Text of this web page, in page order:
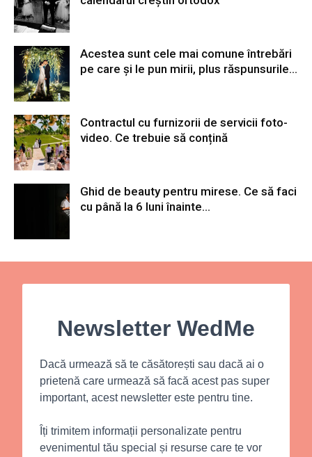
Acestea sunt cele mai comune întrebări
pe care și le pun mirii, plus răspunsurile...
Contractul cu furnizorii de servicii foto-
video. Ce trebuie să conțină
Ghid de beauty pentru mirese. Ce să faci
cu până la 6 luni înainte...
Newsletter WedMe
Dacă urmează să te căsătorești sau dacă ai o
prietenă care urmează să facă acest pas super
important, acest newsletter este pentru tine.
Îți trimitem informații personalizate pentru
evenimentul tău special și resurse care te vor